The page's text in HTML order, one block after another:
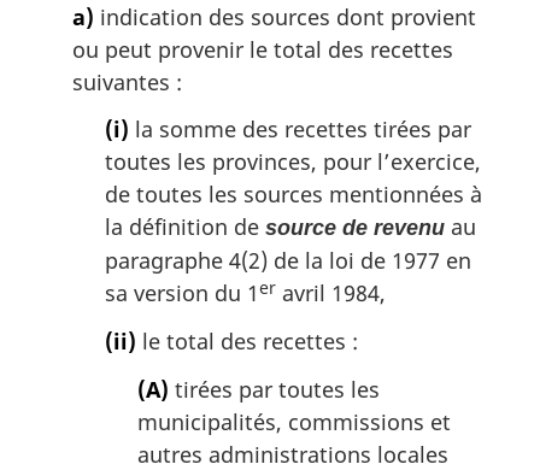
a) indication des sources dont provient
ou peut provenir le total des recettes
suivantes :
(i) la somme des recettes tirées par
toutes les provinces, pour l’exercice,
de toutes les sources mentionnées à
la définition de source de revenu au
paragraphe 4(2) de la loi de 1977 en
sa version du 1er avril 1984,
(ii) le total des recettes :
(A) tirées par toutes les
municipalités, commissions et
autres administrations locales